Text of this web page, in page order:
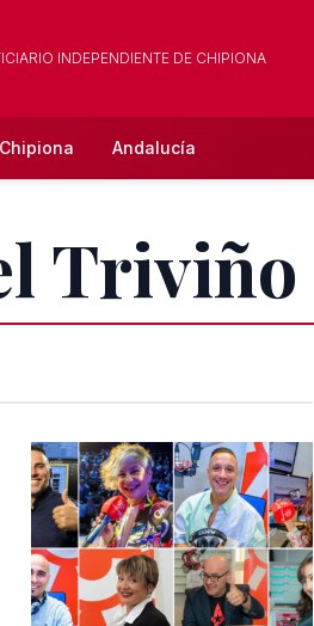
INDEPENDIENTE DE CHIPIONA
Chipiona Andalucía
Triviño